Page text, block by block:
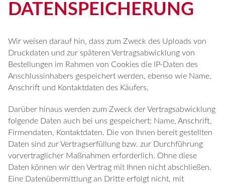
DATENSPEICHERUNG
Wir weisen darauf hin, dass zum Zweck des Uploads von
Druckdaten und zur späteren Vertragsabwicklung von
Bestellungen im Rahmen von Cookies die IP-Daten des
Anschlussinhabers gespeichert werden, ebenso wie Name,
Anschrift und Kontaktdaten des Käufers.
Darüber hinaus werden zum Zweck der Vertragsabwicklung
folgende Daten auch bei uns gespeichert: Name, Anschrift,
Firmendaten, Kontaktdaten. Die von Ihnen bereit gestellten
Daten sind zur Vertragserfüllung bzw. zur Durchführung
vorvertraglicher Maßnahmen erforderlich. Ohne diese
Daten können wir den Vertrag mit Ihnen nicht abschließen.
Eine Datenübermittlung an Dritte erfolgt nicht, mit